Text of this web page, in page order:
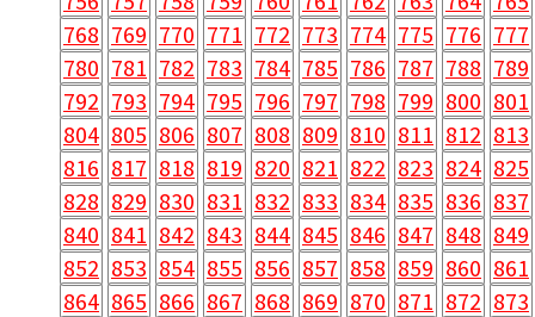
768 769 770 771 772 773 774 775 776 777
780 781 782 783 784 785 786 787 788 789
792 793 794 795 796 797 798 799 800 801
804 805 806 807 808 809 810 811 812 813
816 817 818 819 820 821 822 823 824 825
828 829 830 831 832 833 834 835 836 837
840 841 842 843 844 845 846 847 848 849
852 853 854 855 856 857 858 859 860 861
864 865 866 867 868 869 870 871 872 873